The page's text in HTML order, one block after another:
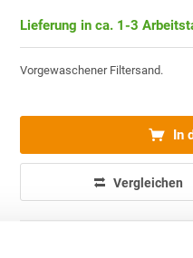
Lieferung in ca. 1-3
Vorgewaschener Filtersand.
In
Vergleichen